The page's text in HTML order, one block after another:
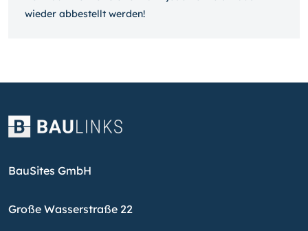
wieder ab­bestellt werden!
BauSites GmbH
Große Wasserstraße 22